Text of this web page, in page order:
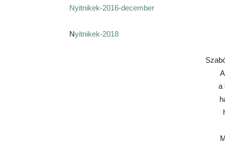
Nyitnikek-2016-december
Nyitnikek-2018
a